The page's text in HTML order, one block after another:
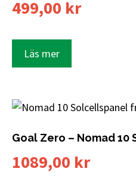
499,00 kr
Läs mer
Goal Zero – Nomad
1089,00 kr